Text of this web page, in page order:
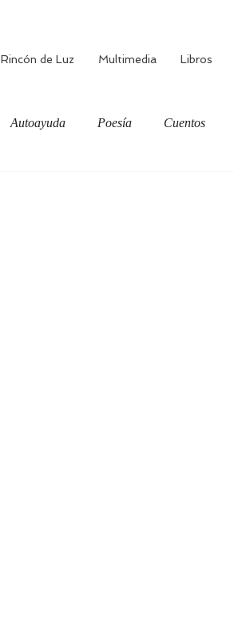
Rincón de Luz Multimedia Libros
Autoayuda Poesía Cuentos